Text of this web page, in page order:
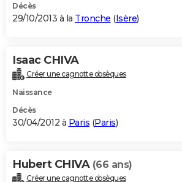
Décès
29/10/2013 à la Tronche (Isère)
Isaac CHIVA
Créer une cagnotte obsèques
Naissance
Décès
30/04/2012 à Paris (Paris)
Hubert CHIVA (66 ans)
Créer une cagnotte obsèques